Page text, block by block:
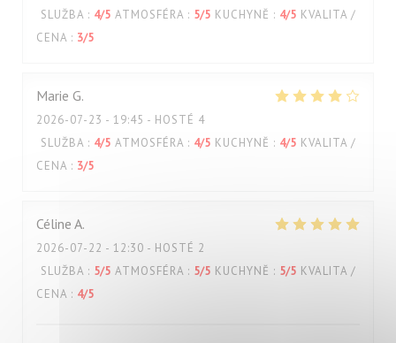
SLUŽBA : 4/5 ATMOSFÉRA : 5/5 KUCHYNĚ : 4/5 KVALITA /
CENA : 3/5
Marie G
2026-07-23 - 19:45 - HOSTÉ 4
SLUŽBA : 4/5 ATMOSFÉRA : 4/5 KUCHYNĚ : 4/5 KVALITA /
CENA : 3/5
Céline A
2026-07-22 - 12:30 - HOSTÉ 2
SLUŽBA : 5/5 ATMOSFÉRA : 5/5 KUCHYNĚ : 5/5 KVALITA /
CENA : 4/5